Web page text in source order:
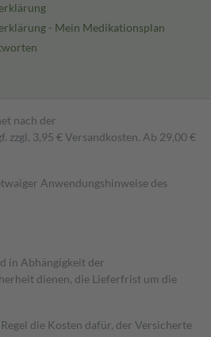
- Mein Medikationsplan
nach der
3,95 € Versandkosten. Ab 29,00 €
Anwendungshinweise des
in Abhängigkeit der
dienen, die Lieferfrist um die
die Kosten dafür, der Versicherte